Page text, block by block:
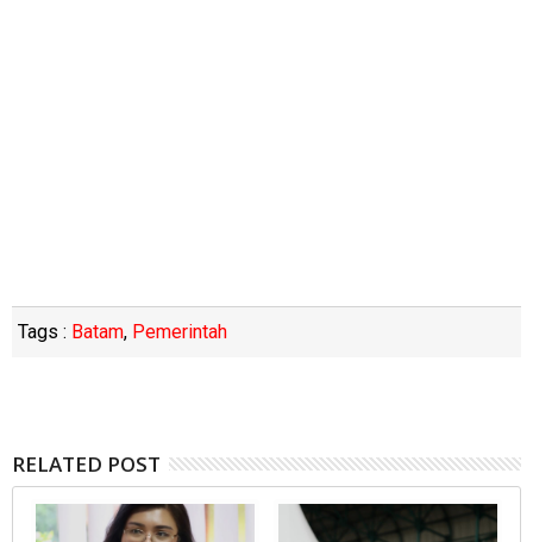
Tags : Batam, Pemerintah
RELATED POST